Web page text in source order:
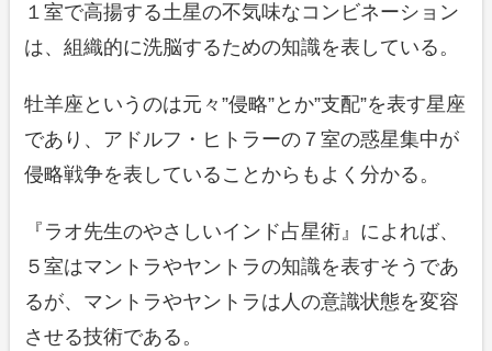
１室で高揚する土星の不気味なコンビネーション
は、組織的に洗脳するための知識を表している。
牡羊座というのは元々”侵略”とか”支配”を表す星座
であり、アドルフ・ヒトラーの７室の惑星集中が
侵略戦争を表していることからもよく分かる。
『ラオ先生のやさしいインド占星術』によれば、
５室はマントラやヤントラの知識を表すそうであ
るが、マントラやヤントラは人の意識状態を変容
させる技術である。